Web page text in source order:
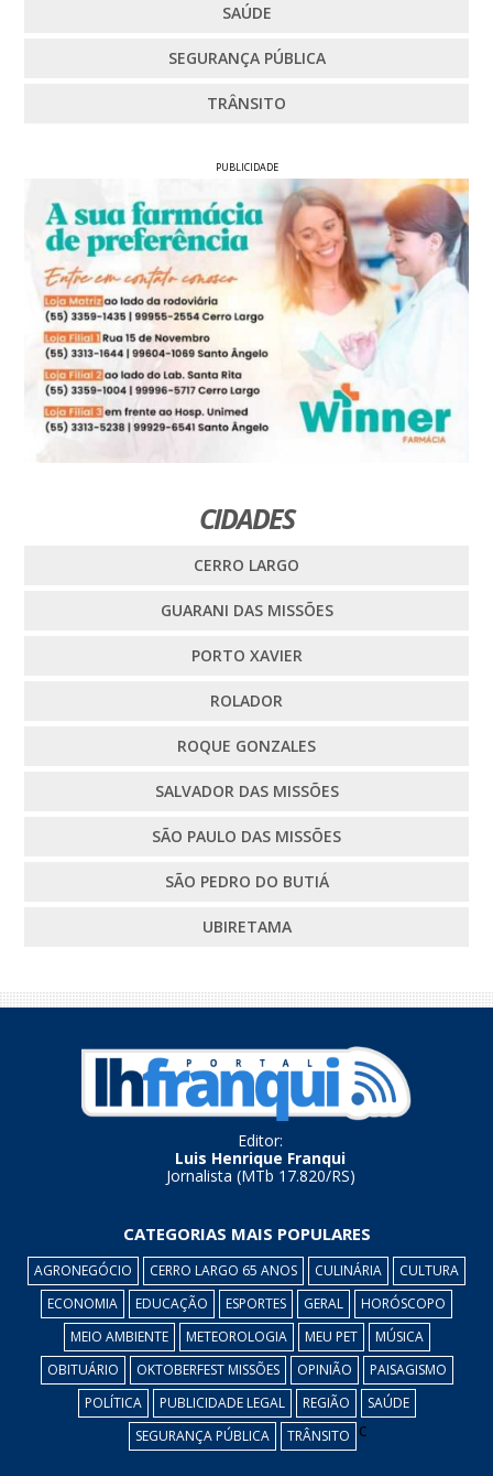
SAÚDE
SEGURANÇA PÚBLICA
TRÂNSITO
PUBLICIDADE
CIDADES
CERRO LARGO
GUARANI DAS MISSÕES
PORTO XAVIER
ROLADOR
ROQUE GONZALES
SALVADOR DAS MISSÕES
SÃO PAULO DAS MISSÕES
SÃO PEDRO DO BUTIÁ
UBIRETAMA
Editor:
Luis Henrique Franqui
Jornalista (MTb 17.820/RS)
CATEGORIAS MAIS POPULARES
AGRONEGÓCIO CERRO LARGO 65 ANOS CULINÁRIA
CULTURA
ECONOMIA
EDUCAÇÃO ESPORTES GERAL
HORÓSCOPO
MEIO AMBIENTE
METEOROLOGIA MEU PET
MÚSICA
OBITUÁRIO
OKTOBERFEST MISSÕES OPINIÃO
PAISAGISMO
POLÍTICA
PUBLICIDADE LEGAL REGIÃO
SAÚDE
SEGURANÇA PÚBLICA
TRÂNSITO c